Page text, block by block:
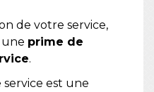
de votre service,
prime de
.
est une